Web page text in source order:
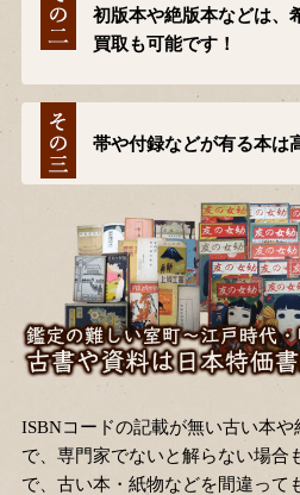
初版本や絶版本などは、
買取も可能です！
帯や付録などが有る本は
ISBNコードの記載が無い古い本
で、専門家でないと解らない場合
で、古い本・紙物などを間違って